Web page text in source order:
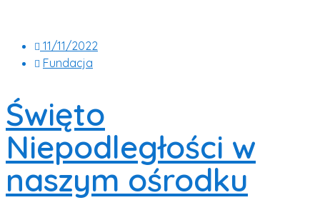
11/11/2022
Fundacja
Święto
Niepodległości w
naszym ośrodku